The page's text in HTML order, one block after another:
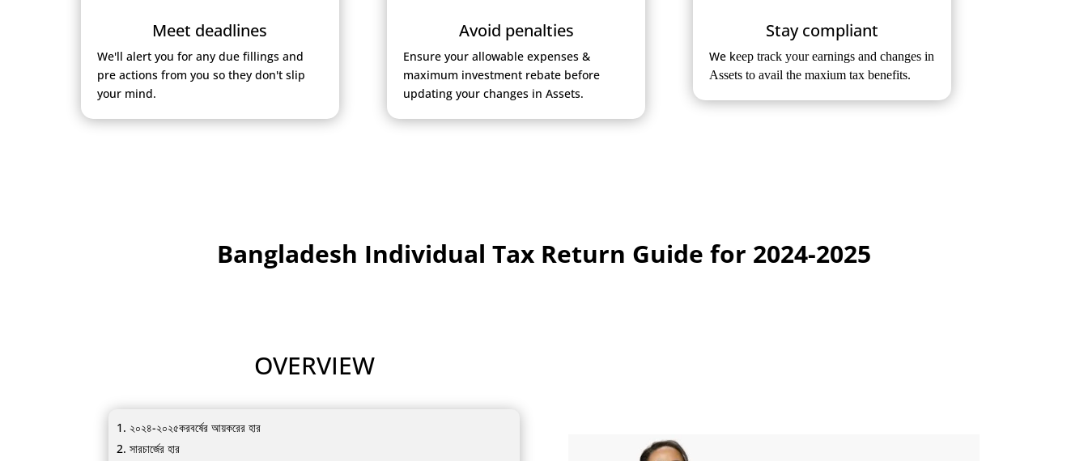
Meet deadlines
We'll alert you for any due fillings and
pre actions from you so they don't slip
your mind.
Avoid penalties
Ensure your allowable expenses &
maximum investment rebate before
updating your changes in Assets.
Stay compliant
We keep track your earnings and changes in
Assets to avail the maxium tax benefits.
Bangladesh Individual Tax Return Guide for 2024-2025
OVERVIEW
২০২৪-২০২৫করবর্ষের আয়করের হার
সারচার্জের হার